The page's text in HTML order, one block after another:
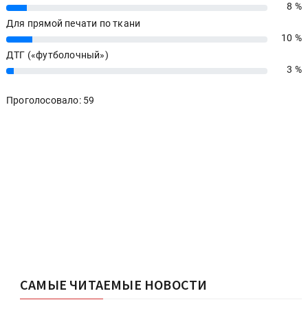
8%
8 %
Для прямой печати по ткани
10%
10 %
ДТГ («футболочный»)
3% 3 %
Проголосовало: 59
САМЫЕ ЧИТАЕМЫЕ НОВОСТИ